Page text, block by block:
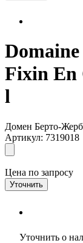
Fixin En
l
Домен Берто-
Артикул: 7319018
Цена по запросу
Уточнить
Уточнить о